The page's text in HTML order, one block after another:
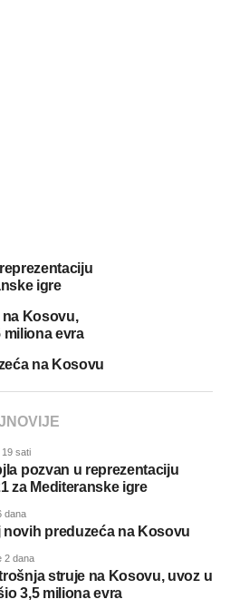
igre
na Kosovu,
miliona evra
na Kosovu
19 sati
pozvan u reprezentaciju
za Mediteranske igre
dana
novih preduzeća na Kosovu
2 dana
struje na Kosovu, uvoz u
3,5 miliona evra